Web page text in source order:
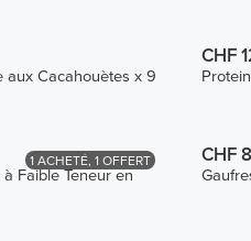
aux Cacahouètes x 9
CHF
1 ACHETÉ, 1 OFFERT
Faible Teneur en
CHF